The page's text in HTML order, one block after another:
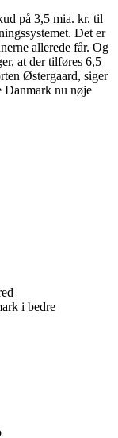
på 3,5 mia. kr. til
Det er
allerede får. Og
at der tilføres 6,5
Østergaard, siger
Danmark nu nøje